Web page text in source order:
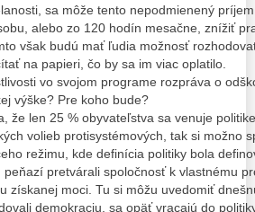
sa môže tento nepodmienený
alebo zo 120 hodín mesačne, znížiť
však budú mať ľudia možnosť
na papieri, čo by sa im viac oplatilo.
vo svojom programe rozpráva o
výške? Pre koho bude?
že len 25 % obyvateľstva sa venuje
volieb protisystémových, tak si možno
režimu, kde definícia politiky bola
pretvárali spoločnosť k vlastnému
získanej moci. Tu si môžu uvedomiť
demokraciu, sa opäť vracajú do